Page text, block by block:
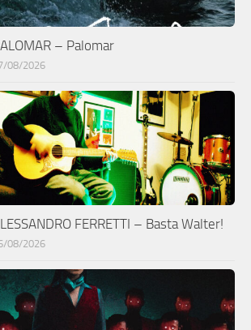
– Palomar
08/2026
FERRETTI – Basta Walter!
08/2026